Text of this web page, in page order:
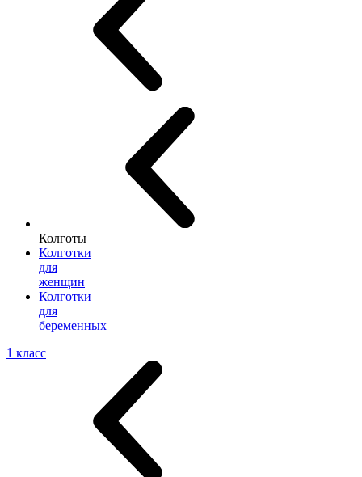
Колготы
Колготки
для
женщин
Колготки
для
беременных
1 класс